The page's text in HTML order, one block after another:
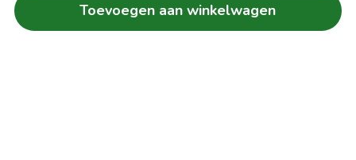
Toevoegen aan winkelwagen